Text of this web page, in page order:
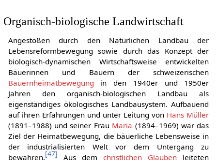
Organisch-biologische Landwirtschaft
Angestoßen durch den Natürlichen Landbau der
Lebensreformbewegung sowie durch das Konzept der
biologisch-dynamischen Wirtschaftsweise entwickelten
Bäuerinnen und Bauern der schweizerischen
Bauernheimatbewegung in den 1940er und 1950er
Jahren den organisch-biologischen Landbau als
eigenständiges ökologisches Landbausystem. Aufbauend
auf ihren Erfahrungen und unter Leitung von Hans Müller
(1891–1988) und seiner Frau Maria (1894–1969) war das
Ziel der Heimatbewegung, die bäuerliche Lebensweise in
der industrialisierten Welt vor dem Untergang zu
bewahren.[47] Aus demchristlichen Glauben leiteten